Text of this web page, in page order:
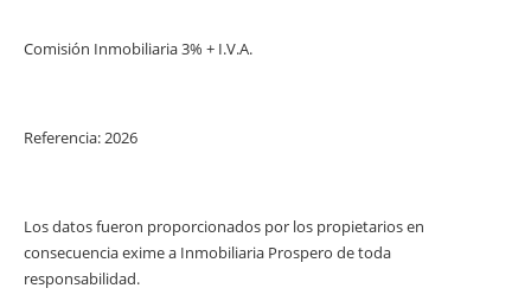
Comisión Inmobiliaria 3% + I.V.A.
Referencia: 2026
Los datos fueron proporcionados por los propietarios en
consecuencia exime a Inmobiliaria Prospero de toda
responsabilidad.